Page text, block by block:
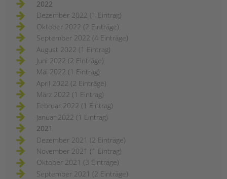
2022
Dezember 2022 (1 Eintrag)
Oktober 2022 (2 Einträge)
September 2022 (4 Einträge)
August 2022 (1 Eintrag)
Juni 2022 (2 Einträge)
Mai 2022 (1 Eintrag)
April 2022 (2 Einträge)
März 2022 (1 Eintrag)
Februar 2022 (1 Eintrag)
Januar 2022 (1 Eintrag)
2021
Dezember 2021 (2 Einträge)
November 2021 (1 Eintrag)
Oktober 2021 (3 Einträge)
September 2021 (2 Einträge)